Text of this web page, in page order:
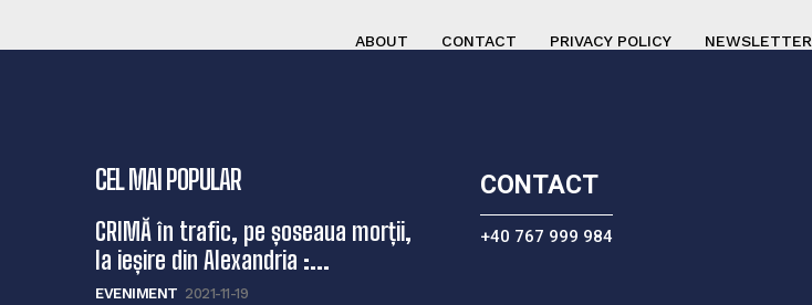
ABOUT CONTACT PRIVACY POLICY NEWSLETTER
CEL MAI POPULAR
CRIMĂ în trafic, pe șoseaua morții,
la ieșire din Alexandria :...
EVENIMENT 2021-11-19
CONTACT
+40 767 999 984